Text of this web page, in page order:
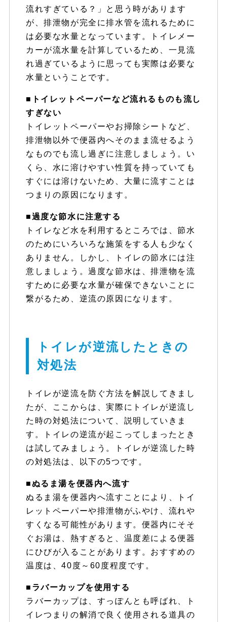
流れすぎている？」と思う時があります
が、排泄物が完全に排水管を流れるために
は必要な水量となっています。トイレメー
カーが流水量を計算しているため、一見流
れ過ぎているように思っても実際は必要な
水量ということです。
■トイレットペーパーなど流れるものも流し
すぎない
トイレットペーパーやお掃除シートなど、
排泄物以外で便器内へそのまま流せるよう
なものでも流し過ぎに注意しましょう。い
くら、水に溶けやすい性質を持っていても
すぐには溶けないため、大量に流すことは
つまりの原因になります。
■過度な節水に注意する
トイレなど水を利用するところでは、節水
のためにいろいろな施策をする人も少なく
ありません。しかし、トイレの節水には注
意しましょう。過度な節水は、排泄物を流
すために必要な水量が確保できないことに
繋がるため、逆流の原因になります。
トイレが逆流したときの
対処法
トイレが逆流を防ぐ方法を解説してきまし
たが、ここからは、実際にトイレが逆流し
た時の対処法について、説明していきま
す。トイレの逆流が起こってしまったとき
は試してみましょう。トイレが逆流した時
の対処法は、以下の5つです。
■ぬるま湯を便器内へ流す
ぬるま湯を便器内へ流すことにより、トイ
レットペーパーや排泄物がふやけ、流れや
すくなる可能性があります。便器内にそそ
ぐお湯は、熱すぎると、温度差による便器
にひびが入ることがあります。おすすめの
温度は、40度～60度程度です。
■ラバーカップを使用する
ラバーカップは、すっぽんとも呼ばれ、ト
イレつまりの解消で良く使用される道具の